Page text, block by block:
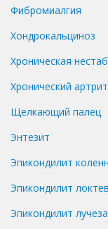
Фибромиалгия
Хондрокальциноз
Хроническая
Хронический артрит
Щелкающий палец
Энтезит
Эпикондилит
Эпикондилит
Эпикондилит